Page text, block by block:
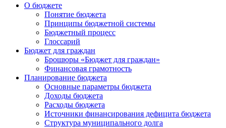
О бюджете
Понятие бюджета
Принципы бюджетной системы
Бюджетный процесс
Глоссарий
Бюджет для граждан
Брошюры «Бюджет для граждан»
Финансовая грамотность
Планирование бюджета
Основные параметры бюджета
Доходы бюджета
Расходы бюджета
Источники финансирования дефицита бюджета
Структура муниципального долга